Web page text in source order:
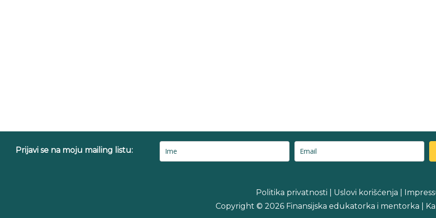
Prijavi se na moju mailing listu:
Politika privatnosti Uslovi korišćenja
Copyright © 2026 Finansijska edukatorka i mentorka |